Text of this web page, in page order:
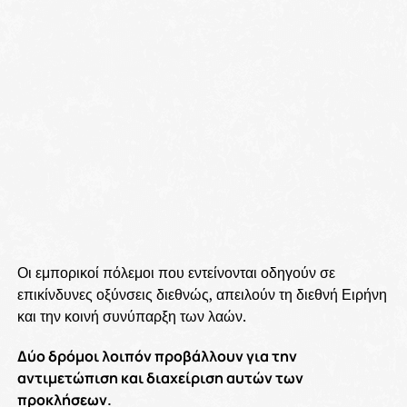
Οι εμπορικοί πόλεμοι που εντείνονται οδηγούν σε
επικίνδυνες οξύνσεις διεθνώς, απειλούν τη διεθνή Ειρήνη
και την κοινή συνύπαρξη των λαών.
Δύο δρόμοι λοιπόν προβάλλουν για την
αντιμετώπιση και διαχείριση αυτών των
προκλήσεων.